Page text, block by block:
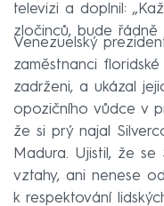
televizi a doplnil:
zločinců, bude řádně
Venezuelský
zaměstnanci
zadrženi, a ukázal
opozičního vůdce v
že si prý najal
Madura. Ujistil, že
vztahy, ani nenese
k respektování